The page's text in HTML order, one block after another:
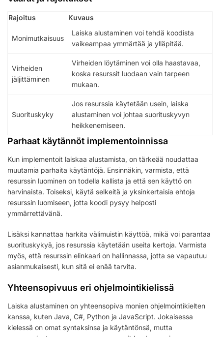
Rajoitus Kuvaus
Monimutkaisuus
Laiska alustaminen voi tehdä koodista
vaikeampaa ymmärtää ja ylläpitää.
Virheiden
jäljittäminen
Virheiden löytäminen voi olla haastavaa,
koska resurssit luodaan vain tarpeen
mukaan.
Suorituskyky
Jos resurssia käytetään usein, laiska
alustaminen voi johtaa suorituskyvyn
heikkenemiseen.
Parhaat käytännöt implementoinnissa
Kun implementoit laiskaa alustamista, on tärkeää noudattaa
muutamia parhaita käytäntöjä. Ensinnäkin, varmista, että
resurssin luominen on todella kallista ja että sen käyttö on
harvinaista. Toiseksi, käytä selkeitä ja yksinkertaisia ehtoja
resurssin luomiseen, jotta koodi pysyy helposti
ymmärrettävänä.
Lisäksi kannattaa harkita välimuistin käyttöä, mikä voi parantaa
suorituskykyä, jos resurssia käytetään useita kertoja. Varmista
myös, että resurssin elinkaari on hallinnassa, jotta se vapautuu
asianmukaisesti, kun sitä ei enää tarvita.
Yhteensopivuus eri ohjelmointikielissä
Laiska alustaminen on yhteensopiva monien ohjelmointikielten
kanssa, kuten Java, C#, Python ja JavaScript. Jokaisessa
kielessä on omat syntaksinsa ja käytäntönsä, mutta